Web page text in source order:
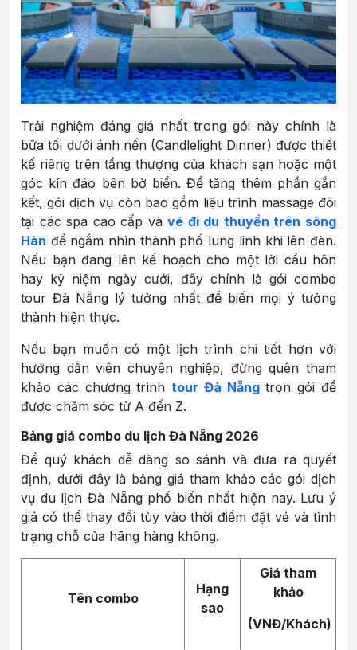
Trải nghiệm đáng giá nhất trong gói này chính là
bữa tối dưới ánh nến (Candlelight Dinner) được thiết
kế riêng trên tầng thượng của khách sạn hoặc một
góc kín đáo bên bờ biển. Để tăng thêm phần gắn
kết, gói dịch vụ còn bao gồm liệu trình massage đôi
tại các spa cao cấp vàvé đi du thuyền trên sông
Hàn để ngắm nhìn thành phố lung linh khi lên đèn.
Nếu bạn đang lên kế hoạch cho một lời cầu hôn
hay kỷ niệm ngày cưới, đây chính là gói combo
tour Đà Nẵng lý tưởng nhất để biến mọi ý tưởng
thành hiện thực.
Nếu bạn muốn có một lịch trình chi tiết hơn với
hướng dẫn viên chuyên nghiệp, đừng quên tham
khảo các chương trìnhtour Đà Nẵngtrọn gói để
được chăm sóc từ A đến Z.
Bảng giá combo du lịch Đà Nẵng 2026
Để quý khách dễ dàng so sánh và đưa ra quyết
định, dưới đây là bảng giá tham khảo các gói dịch
vụ du lịch Đà Nẵng phổ biến nhất hiện nay. Lưu ý
giá có thể thay đổi tùy vào thời điểm đặt vé và tình
trạng chỗ của hãng hàng không.
Tên combo
Hạng
sao
Giá tham
khảo
(VNĐ/Khách)